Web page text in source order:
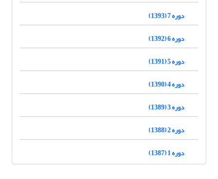
دوره 7 (1393)
دوره 6 (1392)
دوره 5 (1391)
دوره 4 (1390)
دوره 3 (1389)
دوره 2 (1388)
دوره 1 (1387)